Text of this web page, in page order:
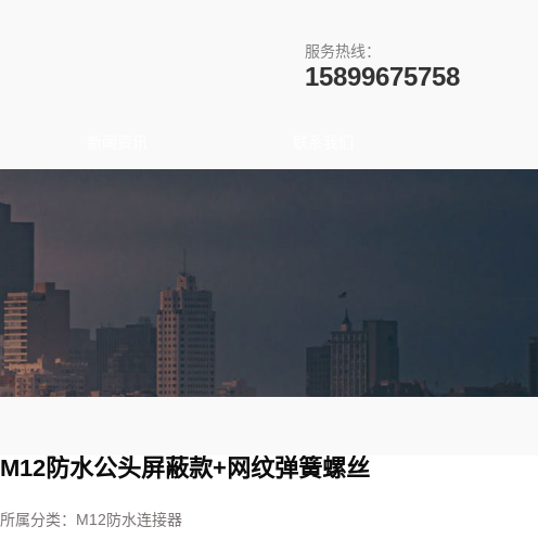
服务热线：
15899675758
M12防水公头屏蔽款+网纹弹簧螺丝
所属分类： M12防水连接器